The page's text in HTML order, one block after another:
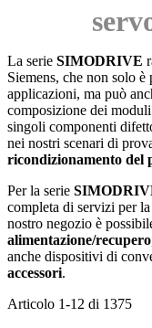
La serie SIMODRIVE
Siemens, che non solo è
applicazioni, ma può
composizione dei
singoli componenti
nei nostri scenari di
ricondizionamento del
Per la serie
completa di servizi per la
nostro negozio è
alimentazione/recupero
anche dispositivi di
accessori.
Articolo 1-12 di 1375